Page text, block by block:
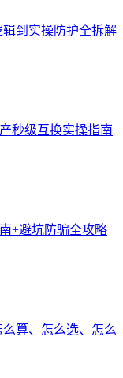
到实操防护全拆解
秒级互换实操指南
+避坑防骗全攻略
算、怎么选、怎么